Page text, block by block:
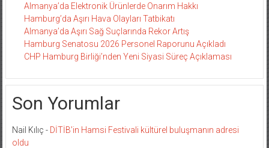
Almanya’da Elektronik Ürünlerde Onarım Hakkı
Hamburg’da Aşırı Hava Olayları Tatbikatı
Almanya’da Aşırı Sağ Suçlarında Rekor Artış
Hamburg Senatosu 2026 Personel Raporunu Açıkladı
CHP Hamburg Birliği’nden Yeni Siyasi Süreç Açıklaması
Son Yorumlar
Nail Kılıç - DİTİB’in Hamsi Festivali kültürel buluşmanın adresi
oldu